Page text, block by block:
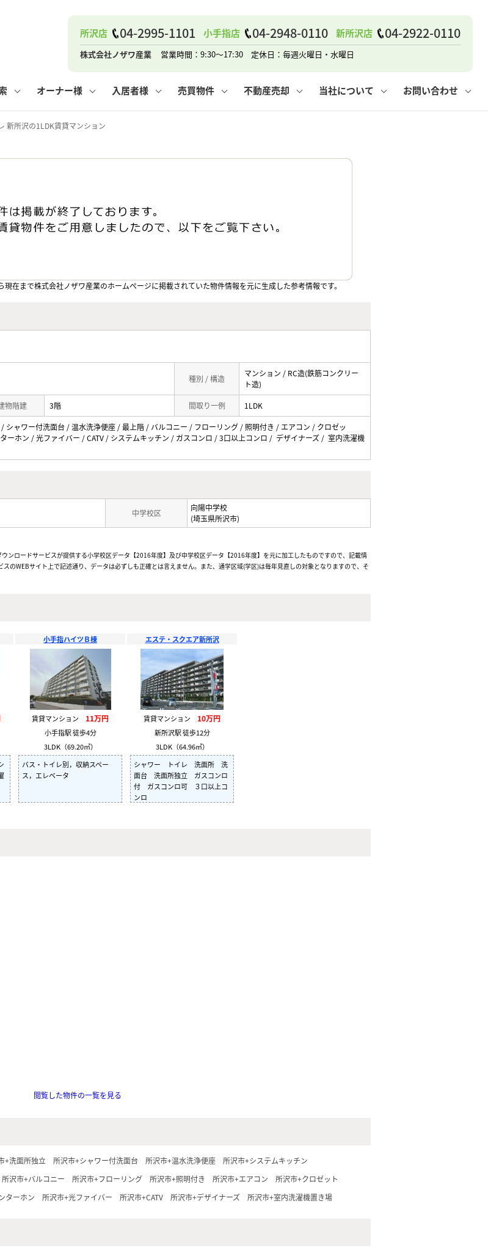
所沢店 04-2995-1101 小手指店 04-2948-0110 新所沢店 04-2922-0110
株式会社ノザワ産業 営業時間：9:30～17:30 定休日：毎週火曜日・水曜日
オーナー様 入居者様 売買物件 不動産売却 当社について お問い合わせ
閲覧履歴 保存した検索条件
管理のご依頼
住まいのトラブルQ&A お住まいの解約手続き その他の問合せ
よくある質問 マンションVS戸建て 賃貸vs持ち家
媒介契約の種類 売却時の諸費用 仲介と買取の違い
スタッフブログ 個人情報保護方針
新所沢の1LDK賃貸マンション
在まで株式会社ノザワ産業のホームぺージに掲載されていた物件情報を元に生成した参考情報です。
種別 / 構造
マンション / RC造(鉄筋コンクリー
ト造)
物階建 3階 間取り一例 1LDK
シャワー付洗面台 / 温水洗浄便座 / 最上階 / バルコニー / フローリング / 照明付き / エアコン / クロゼッ
ーホン / 光ファイバー / CATV / システムキッチン / ガスコンロ / 3口以上コンロ / デザイナーズ / 室内洗濯機
中学校区
向陽中学校
(埼玉県所沢市)
ンロードサービスが提供する小学校区データ【2016年度】及び中学校区データ【2016年度】を元に加工したものですので、記載情
のWEBサイト上で記述通り、データは必ずしも正確とは言えません。また、通学区域(学区)は毎年見直しの対象となりますので、そ
小手指ハイツＢ棟
賃貸マンション 11万円
小手指駅 徒歩4分
3LDK（69.20㎡）
バス・トイレ別，収納スペー
ス，エレベータ
エステ・スクエア新所沢
賃貸マンション 10万円
新所沢駅 徒歩12分
3LDK（64.96㎡）
シャワー トイレ 洗面所 洗
面台 洗面所独立 ガスコンロ
付 ガスコンロ可 ３口以上コ
ンロ
閲覧した物件の一覧を見る
+洗面所独立 所沢市+シャワー付洗面台 所沢市+温水洗浄便座
所沢市+システムキッチン
所沢市+バルコニー 所沢市+フローリング 所沢市+照明付き 所沢市+エアコン
所沢市+クロゼット
ターホン 所沢市+光ファイバー 所沢市+CATV 所沢市+デザイナーズ 所沢市+室内洗濯機置き場